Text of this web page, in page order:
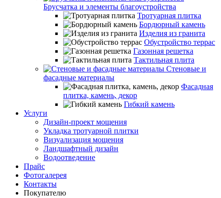
Брусчатка и элементы благоустройства
Тротуарная плитка
Бордюрный камень
Изделия из гранита
Обустройство террас
Газонная решетка
Тактильная плита
Стеновые и
фасадные материалы
Фасадная
плитка, камень, декор
Гибкий камень
Услуги
Дизайн-проект мощения
Укладка тротуарной плитки
Визуализация мощения
Ландшафтный дизайн
Водоотведение
Прайс
Фотогалерея
Контакты
Покупателю